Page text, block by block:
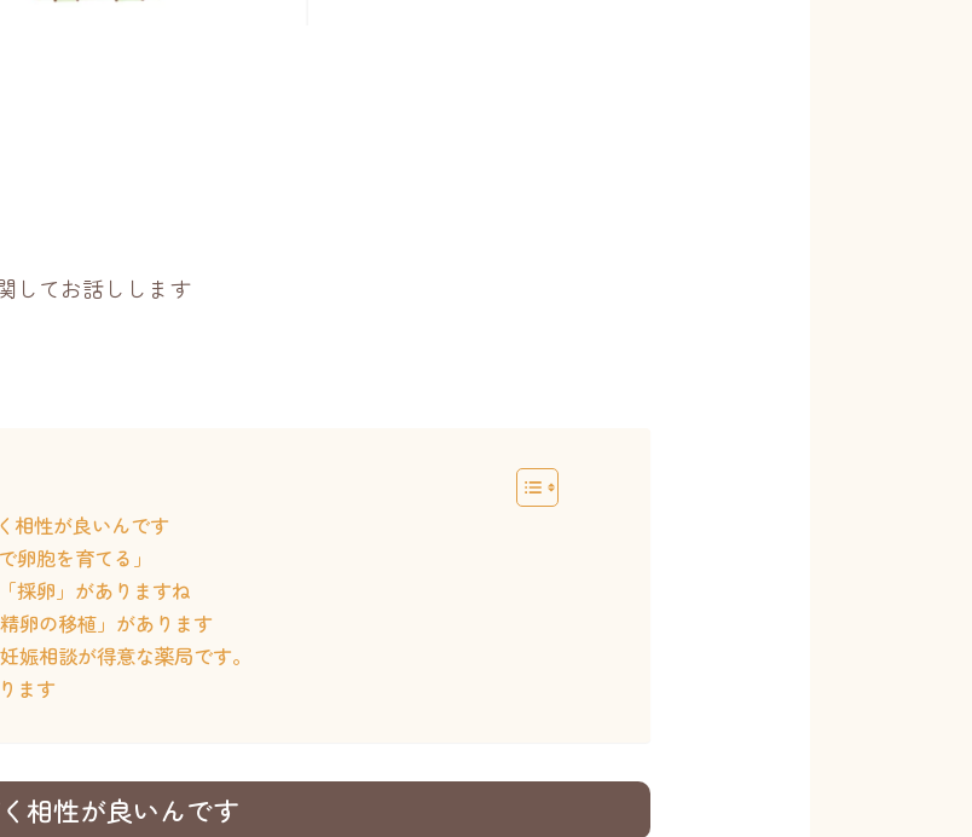
してお話しします
相性が良いんです
卵胞を育てる」
採卵」がありますね
卵の移植」があります
娠相談が得意な薬局です。
ます
相性が良いんです